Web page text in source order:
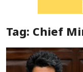
Special Story
Tag: Chief